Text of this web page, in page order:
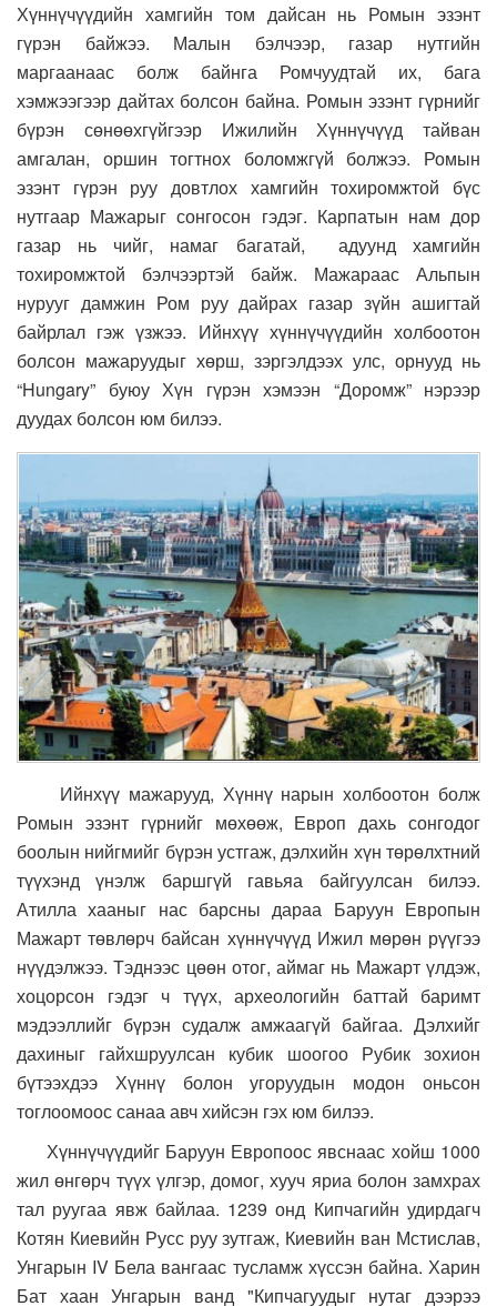
Хүннүчүүдийн хамгийн том дайсан нь Ромын эзэнт
гүрэн байжээ. Малын бэлчээр, газар нутгийн
маргаанаас болж байнга Ромчуудтай их, бага
хэмжээгээр дайтах болсон байна. Ромын эзэнт гүрнийг
бүрэн сөнөөхгүйгээр Ижилийн Хүннүчүүд тайван
амгалан, оршин тогтнох боломжгүй болжээ. Ромын
эзэнт гүрэн руу довтлох хамгийн тохиромжтой бүс
нутгаар Мажарыг сонгосон гэдэг. Карпатын нам дор
газар нь чийг, намаг багатай, адуунд хамгийн
тохиромжтой бэлчээртэй байж. Мажараас Альпын
нурууг дамжин Ром руу дайрах газар зүйн ашигтай
байрлал гэж үзжээ. Ийнхүү хүннүчүүдийн холбоотон
болсон мажаруудыг хөрш, зэргэлдээх улс, орнууд нь
“Hungary” буюу Хүн гүрэн хэмээн “Доромж” нэрээр
дуудах болсон юм билээ.
Ийнхүү мажарууд, Хүннү нарын холбоотон болж
Ромын эзэнт гүрнийг мөхөөж, Европ дахь сонгодог
боолын нийгмийг бүрэн устгаж, дэлхийн хүн төрөлхтний
түүхэнд үнэлж баршгүй гавьяа байгуулсан билээ.
Атилла хааныг нас барсны дараа Баруун Европын
Мажарт төвлөрч байсан хүннүчүүд Ижил мөрөн рүүгээ
нүүдэлжээ. Тэднээс цөөн отог, аймаг нь Мажарт үлдэж,
хоцорсон гэдэг ч түүх, археологийн баттай баримт
мэдээллийг бүрэн судалж амжаагүй байгаа. Дэлхийг
дахиныг гайхшруулсан кубик шоогоо Рубик зохион
бүтээхдээ Хүннү болон угоруудын модон оньсон
тоглоомоос санаа авч хийсэн гэх юм билээ.
Хүннүчүүдийг Баруун Европоос явснаас хойш 1000
жил өнгөрч түүх үлгэр, домог, хууч яриа болон замхрах
тал руугаа явж байлаа. 1239 онд Кипчагийн удирдагч
Котян Киевийн Русс руу зутгаж, Киевийн ван Мстислав,
Унгарын IV Бела вангаас тусламж хүссэн байна. Харин
Бат хаан Унгарын ванд "Кипчагуудыг нутаг дээрээ